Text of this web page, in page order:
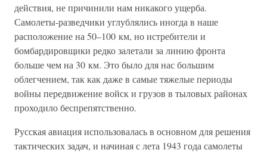
действия, не причинили нам никакого ущерба.
Самолеты-разведчики углублялись иногда в наше
расположение на 50–100 км, но истребители и
бомбардировщики редко залетали за линию фронта
больше чем на 30 км. Это было для нас большим
облегчением, так как даже в самые тяжелые периоды
войны передвижение войск и грузов в тыловых районах
проходило беспрепятственно.
Русская авиация использовалась в основном для решения
тактических задач, и начиная с лета 1943 года самолеты